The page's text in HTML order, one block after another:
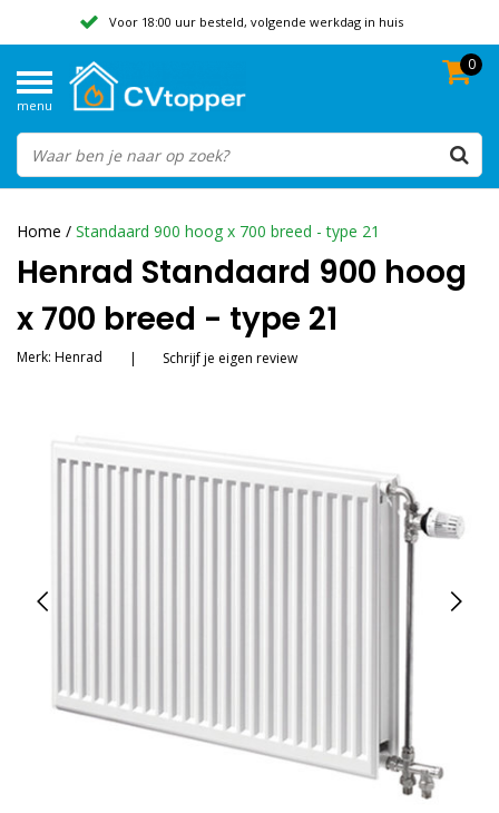
Voor 18:00 uur besteld, volgende werkdag in huis
Beoordeeld met een 9,8
menu
0
Home / Standaard 900 hoog x 700 breed - type 21
Henrad Standaard 900 hoog
x 700 breed - type 21
Merk: Henrad | Schrijf je eigen review